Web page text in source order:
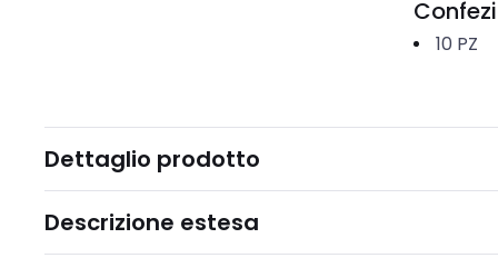
10 PZ
Dettaglio prodotto
Descrizione estesa